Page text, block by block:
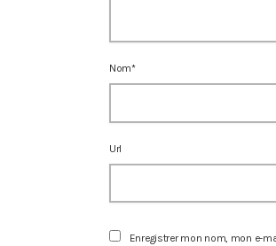
Nom*
Url
Enregistrer mon nom, mon e-